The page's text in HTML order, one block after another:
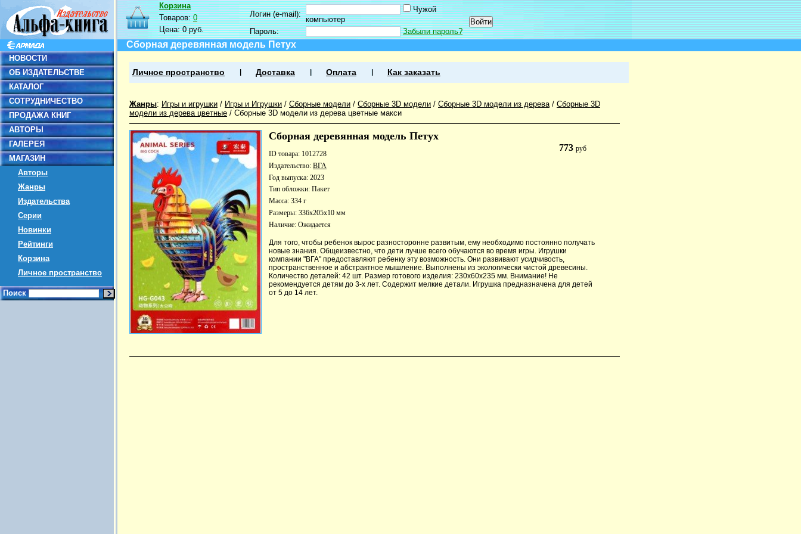
НОВОСТИ
ОБ ИЗДАТЕЛЬСТВЕ
КАТАЛОГ
СОТРУДНИЧЕСТВО
ПРОДАЖА КНИГ
АВТОРЫ
ГАЛЕРЕЯ
МАГАЗИН
Авторы
Жанры
Издательства
Серии
Новинки
Рейтинги
Корзина
Личное пространство
Поиск
Корзина
Товаров:0
Цена:0 руб.
Логин (e-mail):
Чужой
компьютер
Пароль:
Забыли пароль?
Сборная деревянная модель Петух
Личное пространство Доставка Оплата Как заказать
Жанры: Игры и игрушки / Игры и Игрушки / Сборные модели / Сборные 3D модели / Сборные 3D модели из дерева/ Сборные 3D
модели из дерева цветные / Сборные 3D модели из дерева цветные макси
Сборная деревянная модель Петух
773руб
ID товара: 1012728
Издательство: ВГА
Год выпуска: 2023
Тип обложки: Пакет
Масса: 334 г
Размеры: 336x205x10 мм
Наличие: Ожидается
Для того, чтобы ребенок вырос разносторонне развитым, ему необходимо постоянно получать
новые знания. Общеизвестно, что дети лучше всего обучаются во время игры. Игрушки
компании "ВГА" предоставляют ребенку эту возможность. Они развивают усидчивость,
пространственное и абстрактное мышление. Выполнены из экологически чистой древесины.
Количество деталей: 42 шт. Размер готового изделия: 230х60х235 мм. Внимание! Не
рекомендуется детям до 3-х лет. Содержит мелкие детали. Игрушка предназначена для детей
от 5 до 14 лет.